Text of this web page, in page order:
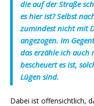
die auf der Straße
es hier ist? Selbst
zumindest nicht mit
angezogen. Im
das erzähle ich auch
bescheuert es ist,
Lügen sind.
Dabei ist offensichtlich,